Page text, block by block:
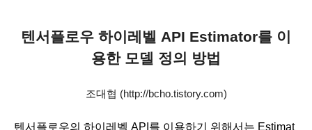
텐서플로우 하이레벨 API Estimator를 이
용한 모델 정의 방법
조대협 (http://bcho.tistory.com)
텐서플로우의 하이레벨 API를 이용하기 위해서는 Estimat